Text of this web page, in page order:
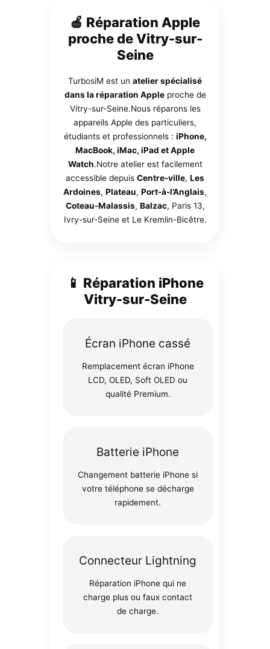
🍎 Réparation Apple
proche de Vitry-sur-
Seine
TurbosiM est un atelier spécialisé
dans la réparation Appleproche de
Vitry-sur-Seine.Nous réparons les
appareils Apple des particuliers,
étudiants et professionnels : iPhone,
MacBook, iMac, iPad et Apple
Watch.Notre atelier est facilement
accessible depuis Centre-ville, Les
Ardoines, Plateau, Port-à-l’Anglais,
Coteau-Malassis, Balzac, Paris 13,
Ivry-sur-Seine et Le Kremlin-Bicêtre.
📱 Réparation iPhone
Vitry-sur-Seine
Écran iPhone cassé
Remplacement écran iPhone
LCD, OLED, Soft OLED ou
qualité Premium.
Batterie iPhone
Changement batterie iPhone si
votre téléphone se décharge
rapidement.
Connecteur Lightning
Réparation iPhone qui ne
charge plus ou faux contact
de charge.